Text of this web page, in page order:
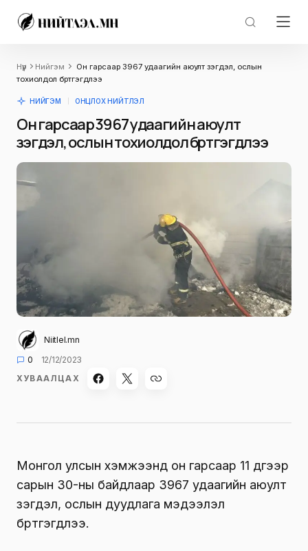
Нүүр Нийгэм
Он гарсаар 3967 удаагийн аюулт үзэгдэл, ослын
тохиолдол бүртгэгдлээ
НИЙГЭМ ОНЦЛОХ НИЙТЛЭЛ
Он гарсаар 3967 удаагийн аюулт
үзэгдэл, ослын тохиолдол бүртгэгдлээ
Niitlel.mn
0
12/12/2023
ХУВААЛЦАХ
Монгол улсын хэмжээнд он гарсаар 11 дүгээр
сарын 30-ны байдлаар 3967 удаагийн аюулт
үзэгдэл, ослын дуудлага мэдээлэл
бүртгэгдлээ.